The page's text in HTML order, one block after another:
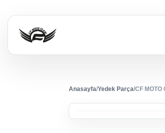
Anasayfa/Yedek Parça/CF MOTO